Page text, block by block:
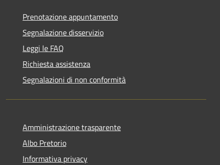
Prenotazione appuntamento
Segnalazione disservizio
Leggi le FAQ
Richiesta assistenza
Segnalazioni di non conformità
Amministrazione trasparente
Albo Pretorio
Informativa privacy